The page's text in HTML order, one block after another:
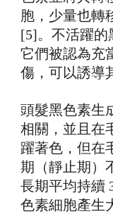
胞，少量也轉
[5]。不活躍的
它們被認為充
傷，可以誘導
頭髮黑色素生
相關，並且在
躍著色，但在
期（靜止期）
長期平均持續
色素細胞產生